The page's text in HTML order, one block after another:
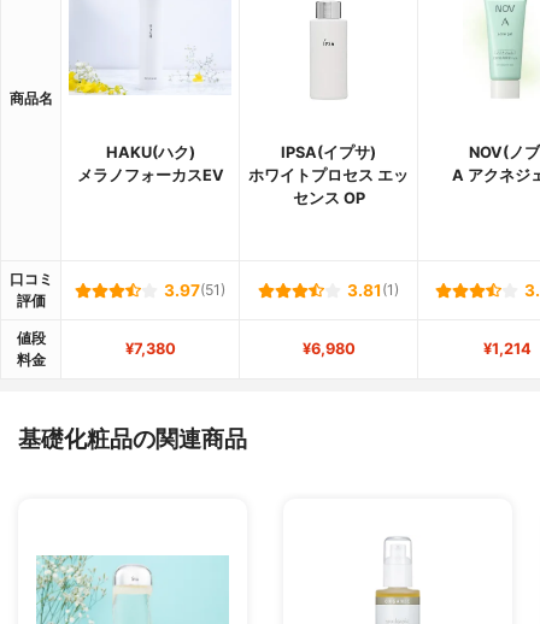
商品名
HAKU(ハク)
メラノフォーカスEV
IPSA(イプサ)
ホワイトプロセス エッ
センス OP
NOV(ノ
A アクネジ
口コミ
評価
3.97(51) 3.81 (1)
値段
料金
¥7,380 ¥6,980 ¥1,214
基礎化粧品の関連商品